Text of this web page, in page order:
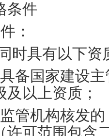
条件
：
时具有以下资
备国家建设
以上资质；
管机构核发
许可范围包含